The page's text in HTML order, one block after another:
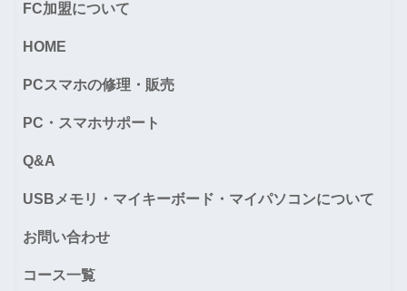
FC加盟について
HOME
PCスマホの修理・販売
PC・スマホサポート
Q&A
USBメモリ・マイキーボード・マイパソコンについて
お問い合わせ
コース一覧